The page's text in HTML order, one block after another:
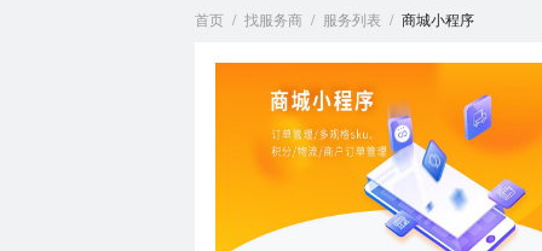
首页 / 找服务商 / 服务列表 / 商城小程序